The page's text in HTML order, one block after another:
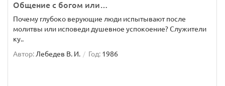
Общение с богом или…
Почему глубоко верующие люди испытывают после
молитвы или исповеди душевное успокоение? Служители
ку..
Автор: Лебедев В. И. Год: 1986